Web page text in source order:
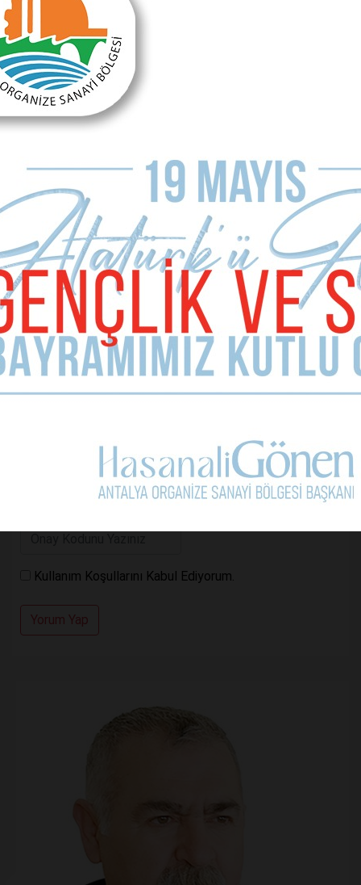
Önceki Makale
Suçlu kim?
MAKALE YORUMLARI
İsim Soyad
E-mail Adresiniz (zorunlu değil)
Telefon (zorunlu değil)
Yorumunuz
Kullanım Koşullarını Kabul Ediyorum.
Yorum Yap